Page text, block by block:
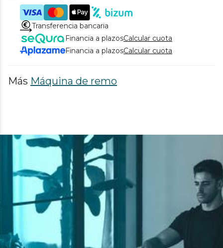
Transferencia bancaria
Financia a plazosCalcular cuota
Financia a plazosCalcular cuota
Más Máquina de remo